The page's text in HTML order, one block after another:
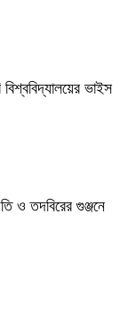
ভাইস
ও তদবিরের গুঞ্জনে